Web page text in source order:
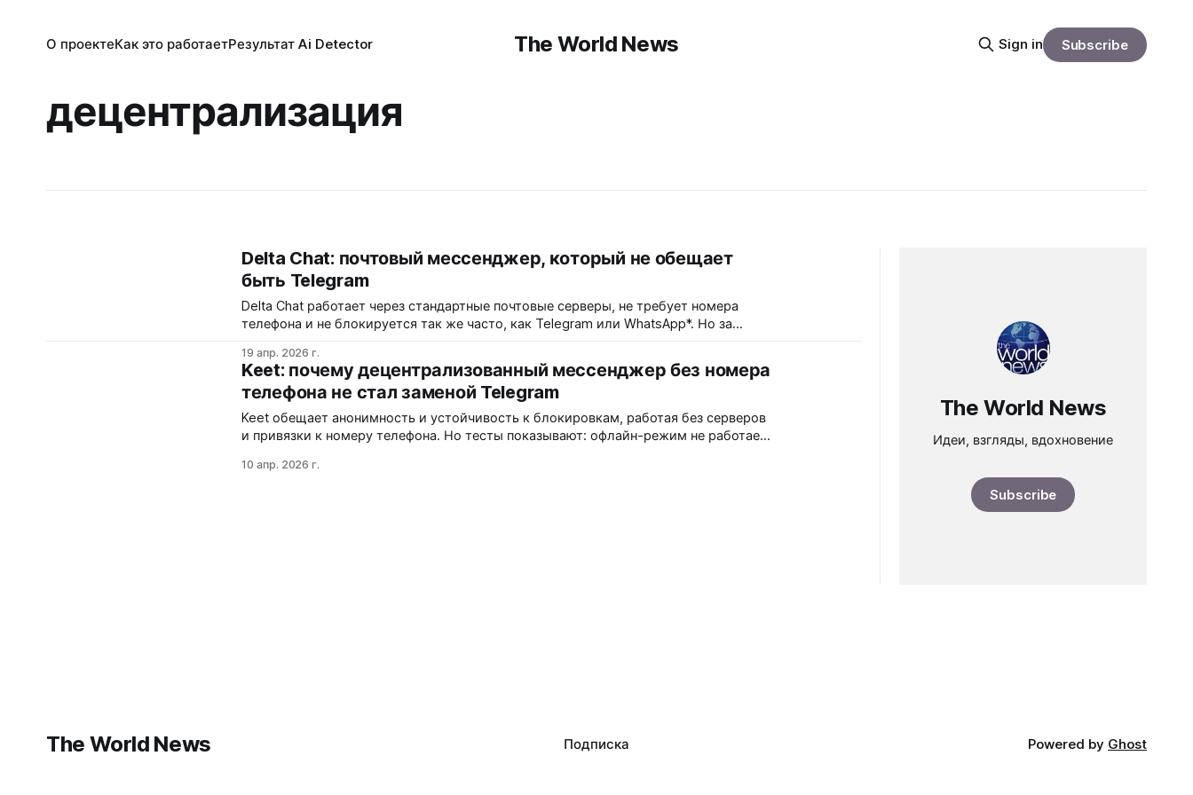
The World News
О проектеКак это работаетРезультат Ai Detector Sign in Subscribe
децентрализация
Delta Chat: почтовый мессенджер, который не обещает
быть Telegram
Delta Chat работает через стандартные почтовые серверы, не требует номера
телефона и не блокируется так же часто, как Telegram или WhatsApp*. Но за
фильтров и отсутствие реального времени.
19 апр. 2026 г.
Keet: почему децентрализованный мессенджер без номера
телефона не стал заменой Telegram
Keet обещает анонимность и устойчивость к блокировкам, работая без серверов
и привязки к номеру телефона. Но тесты показывают: офлайн-режим не работает,
бэкапа делает его неудобным для повседневного использования. Это не зам…
10 апр. 2026 г.
The World News
Идеи, взгляды, вдохновение
Subscribe
The World News Подписка Powered by Ghost